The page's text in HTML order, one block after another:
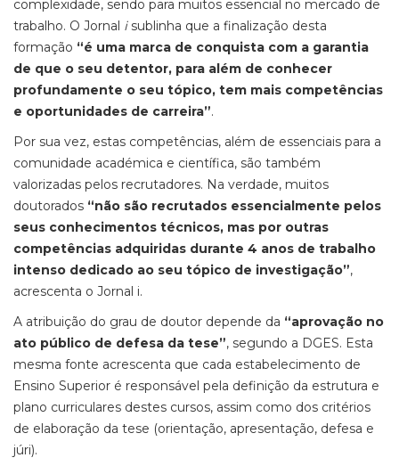
complexidade, sendo para muitos essencial no mercado de
trabalho. O Jornal isublinha que a finalização desta
formação “é uma marca de conquista com a garantia
de que o seu detentor, para além de conhecer
profundamente o seu tópico, tem mais competências
e oportunidades de carreira”.
Por sua vez, estas competências, além de essenciais para a
comunidade académica e científica, são também
valorizadas pelos recrutadores. Na verdade, muitos
doutorados “não são recrutados essencialmente pelos
seus conhecimentos técnicos, mas por outras
competências adquiridas durante 4 anos de trabalho
intenso dedicado ao seu tópico de investigação”,
acrescenta o Jornal i.
A atribuição do grau de doutor depende da “aprovação no
ato público de defesa da tese”, segundo a DGES. Esta
mesma fonte acrescenta que cada estabelecimento de
Ensino Superior é responsável pela definição da estrutura e
plano curriculares destes cursos, assim como dos critérios
de elaboração da tese (orientação, apresentação, defesa e
júri).